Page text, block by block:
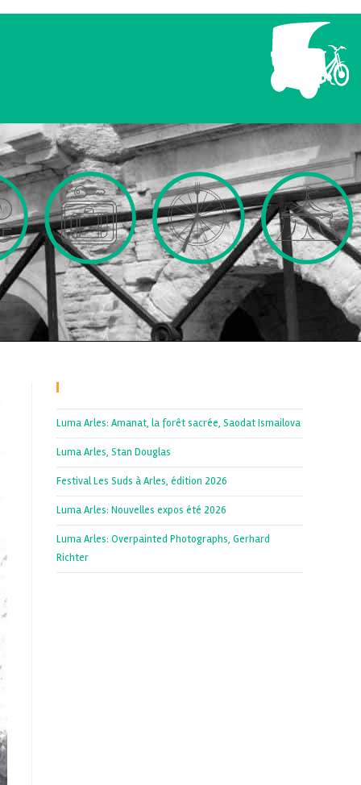
Luma Arles: Amanat, la forêt sacrée, Saodat Ismailova
Luma Arles, Stan Douglas
Festival Les Suds à Arles, édition 2026
Luma Arles: Nouvelles expos été 2026
Luma Arles: Overpainted Photographs, Gerhard
Richter